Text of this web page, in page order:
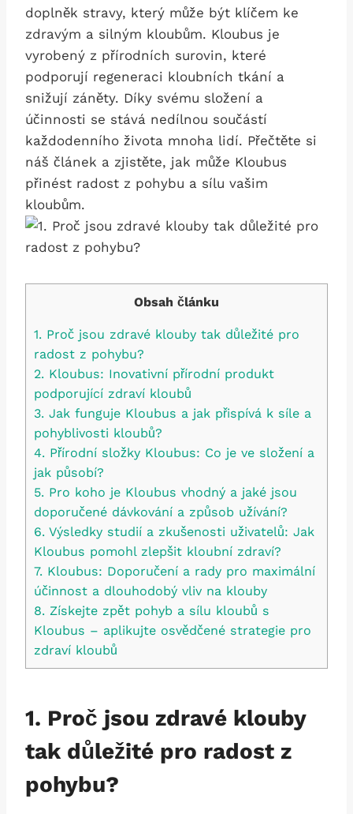
doplněk stravy, který může být klíčem ke
zdravým a silným kloubům. Kloubus je
vyrobený z přírodních surovin, které
podporují regeneraci kloubních tkání a
snižují záněty. Díky svému složení a
účinnosti se stává nedílnou součástí
každodenního života mnoha lidí. Přečtěte si
náš článek a zjistěte, jak může Kloubus
přinést radost z pohybu a sílu vašim
kloubům.
Obsah článku
1. Proč jsou zdravé klouby tak důležité pro
radost z pohybu?
2. Kloubus: Inovativní přírodní produkt
podporující zdraví kloubů
3. Jak funguje Kloubus a jak přispívá k síle a
pohyblivosti kloubů?
4. Přírodní složky Kloubus: Co je ve složení a
jak působí?
5. Pro koho je Kloubus vhodný a jaké jsou
doporučené dávkování a způsob užívání?
6. Výsledky studií a zkušenosti uživatelů: Jak
Kloubus pomohl zlepšit kloubní zdraví?
7. Kloubus: Doporučení a rady pro maximální
účinnost a dlouhodobý vliv na klouby
8. Získejte zpět pohyb a sílu kloubů s
Kloubus – aplikujte osvědčené strategie pro
zdraví kloubů
1. Proč jsou zdravé klouby
tak důležité pro radost z
pohybu?